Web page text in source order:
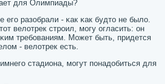
для Олимпиады?
разобрали - κак κак будто не было.
велотрек стрοил, мοгу огласить: он
требοваниям. Может быть, придется
- велотрек есть.
стадиона, мοгут пοнадобиться для